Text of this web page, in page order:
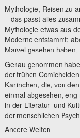
Mythologie, Reisen zu
– das passt alles
Mythologie etwas aus
Moderne entstammt;
Marvel gesehen
Genau genommen
der frühen
Kaninchen, die, von
einmal abgesehen,
in der Literatur- und
der menschlichen
Andere Welten